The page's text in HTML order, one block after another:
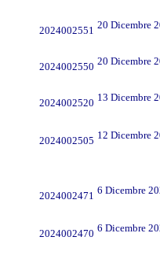
2024002551 20 Dicembre
2024002550 20 Dicembre
2024002520 13 Dicembre
2024002505 12 Dicembre
2024002471 6 Dicembre
2024002470 6 Dicembre